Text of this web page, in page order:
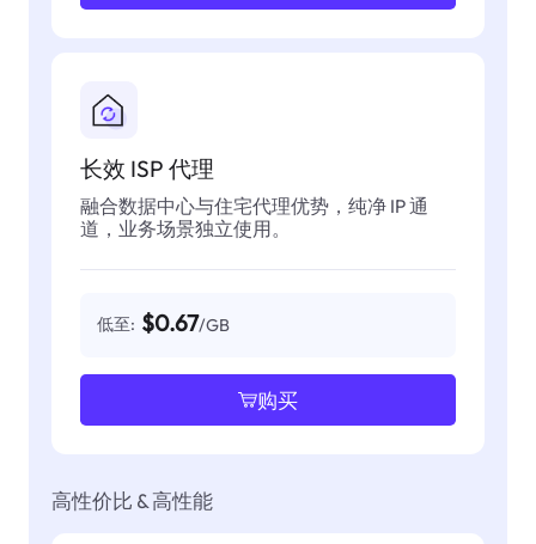
长效 ISP 代理
融合数据中心与住宅代理优势，纯净 IP 通
道，业务场景独立使用。
低至: $0.67/GB
购买
高性价比 & 高性能